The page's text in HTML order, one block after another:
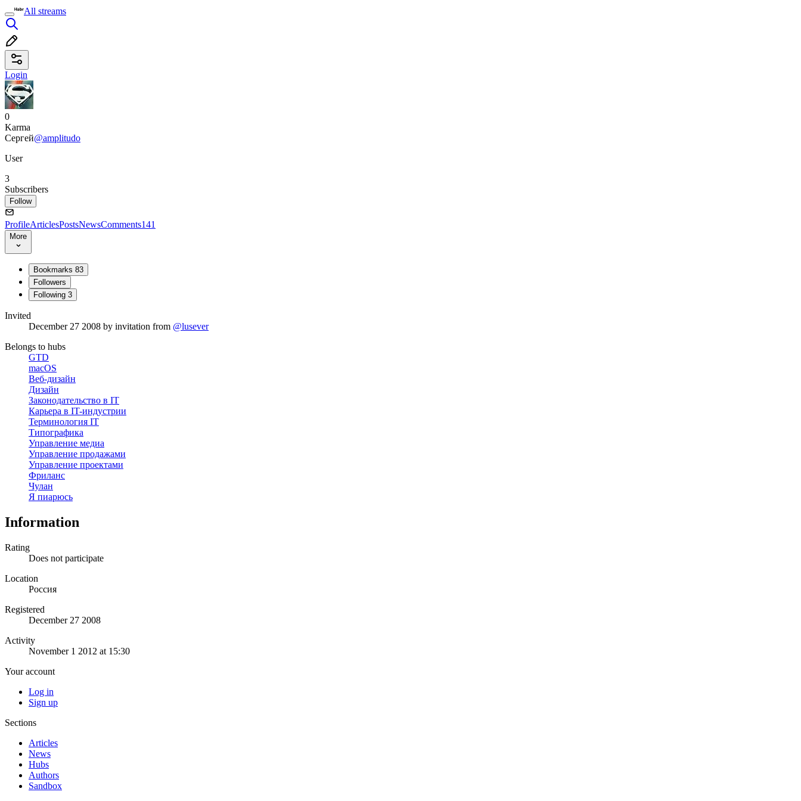
All streams
Login
0
Karma
Сергей@amplitudo
User
3
Subscribers
Follow
ProfileArticlesPostsNewsComments141
More
Bookmarks 83
Followers
Following 3
Invited
December 27 2008 by invitation from @lusever
Belongs to hubs
GTD
macOS
Веб-дизайн
Дизайн
Законодательство в IT
Карьера в IT-индустрии
Терминология IT
Типографика
Управление медиа
Управление продажами
Управление проектами
Фриланс
Чулан
Я пиарюсь
Information
Rating
Does not participate
Location
Россия
Registered
December 27 2008
Activity
November 1 2012 at 15:30
Your account
Log in
Sign up
Sections
Articles
News
Hubs
Authors
Sandbox